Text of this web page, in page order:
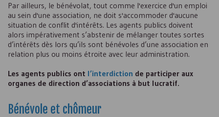
Par ailleurs, le bénévolat, tout comme l'exercice d'un emploi
au sein d'une association, ne doit s'accommoder d'aucune
situation de conflit d'intérêts. Les agents publics doivent
alors impérativement s’abstenir de mélanger toutes sortes
d’intérêts dès lors qu’ils sont bénévoles d’une association en
relation plus ou moins étroite avec leur administration.
Les agents publics ont l’interdiction de participer aux
organes de direction d’associations à but lucratif.
Bénévole et chômeur